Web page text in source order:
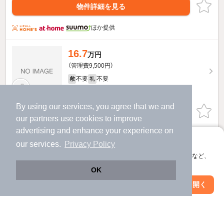
By using our services, you agree that we and
our partners use cookies to improve
advertising and enhance your experience on
our services.
Privacy Policy
OK
アプリに切り替えて、サクサクお部屋探し
会員登録なしですぐ使える。マップ検索やお気に入り保存など、
アプリを開く
物件詳細を見る
ほか提供
16.7万円
（管理費9,500円）
敷 不要 礼 不要
物件詳細を見る
ほか提供
16.1万円
（管理費9,500円）
1階 / 2LDK / 54.86㎡
絞り込み条件を変更